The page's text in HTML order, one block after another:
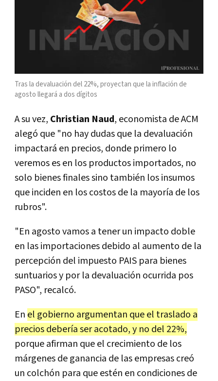
Tras la devaluación del 22%, proyectan que la inflación de
agosto llegará a dos dígitos
A su vez, Christian Naud, economista de ACM
alegó que "no hay dudas que la devaluación
impactará en precios, donde primero lo
veremos es en los productos importados, no
solo bienes finales sino también los insumos
que inciden en los costos de la mayoría de los
rubros".
"En agosto vamos a tener un impacto doble
en las importaciones debido al aumento de la
percepción del impuesto PAIS para bienes
suntuarios y por la devaluación ocurrida pos
PASO", recalcó.
En el gobierno argumentan que el traslado a
precios debería ser acotado, y no del 22%,
porque afirman que el crecimiento de los
márgenes de ganancia de las empresas creó
un colchón para que estén en condiciones de